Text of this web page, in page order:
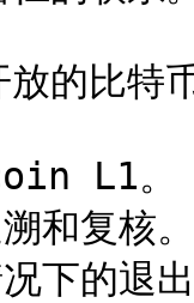
的比特
L1。
和复核。
下的退